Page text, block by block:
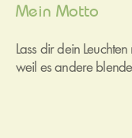
Mein Motto
Lass dir dein
weil es andere